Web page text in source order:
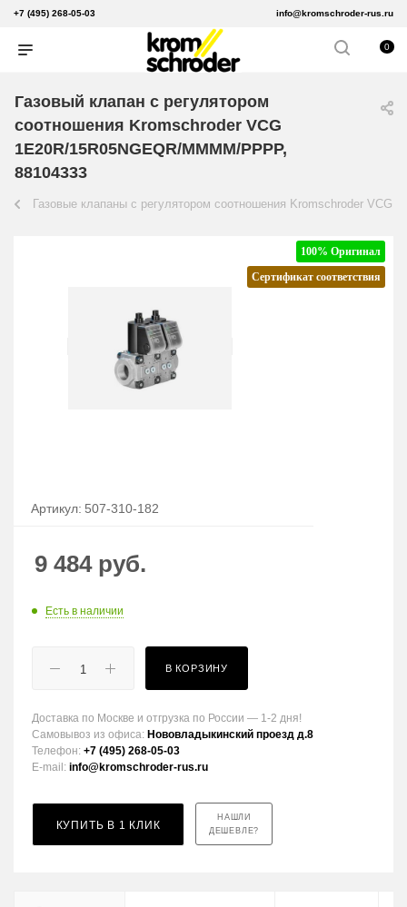
+7 (495) 268-05-03 info@kromschroder-rus.ru
0
Газовый клапан с регулятором
соотношения Kromschroder VCG
1E20R/15R05NGEQR/MMMM/PPPP,
88104333
Газовые клапаны с регулятором соотношения Kromschroder VCG
100% Оригинал
Сертификат соответствия
Артикул: 507-310-182
9 484руб.
Есть в наличии
В КОРЗИНУ
Доставка по Москве и отгрузка по России — 1-2 дня!
Самовывоз из офиса: Нововладыкинский проезд д.8
Телефон: +7 (495) 268-05-03
E-mail: info@kromschroder-rus.ru
КУПИТЬ В 1 КЛИК
НАШЛИ
ДЕШЕВЛЕ?